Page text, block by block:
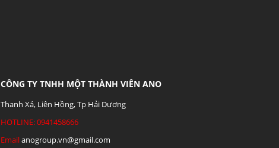
CÔNG TY TNHH MỘT THÀNH VIÊN ANO
Thanh Xá, Liên Hồng, Tp Hải Dương
HOTLINE: 0941458666
Emailanogroup.vn@gmail.com